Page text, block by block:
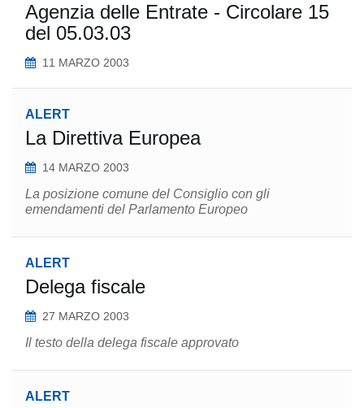
Agenzia delle Entrate - Circolare 15
del 05.03.03
11 MARZO 2003
ALERT
La Direttiva Europea
14 MARZO 2003
La posizione comune del Consiglio con gli
emendamenti del Parlamento Europeo
ALERT
Delega fiscale
27 MARZO 2003
Il testo della delega fiscale approvato
ALERT